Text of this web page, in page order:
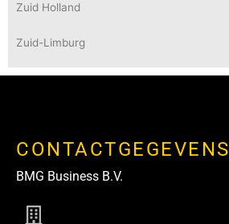
Zuid Holland
Zuid-Limburg
CONTACTGEGEVENS
BMG Business B.V.